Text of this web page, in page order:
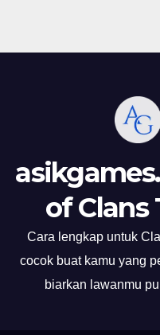
of Clans
Cara lengkap untuk
cocok buat kamu yang
biarkan lawanmu